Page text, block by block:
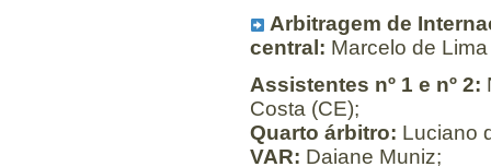
Arbitragem de
central: Marcelo de
Assistentes nº 1 e nº 2:
Costa (CE);
Quarto árbitro: Luciano
VAR: Daiane Muniz;